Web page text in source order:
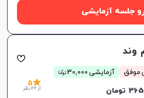
جلسه آزمایشی
وند
آزمایشی 30,000 توما
ن
5
از 22 نظر